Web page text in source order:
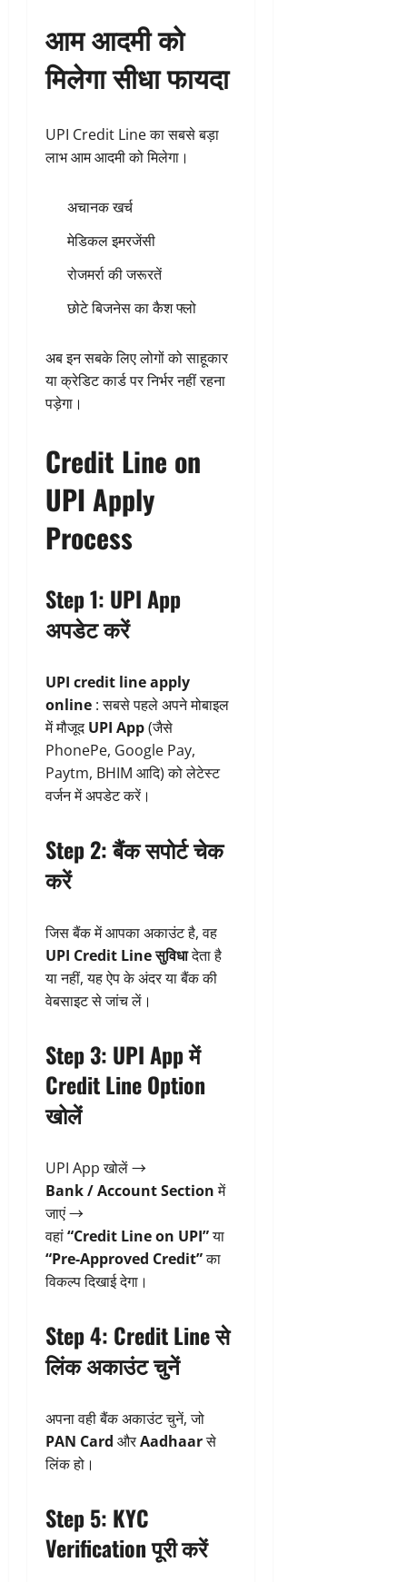
आम आदमी को
मिलेगा सीधा फायदा
UPI Credit Line का सबसे बड़ा
लाभ आम आदमी को मिलेगा।
अचानक खर्च
मेडिकल इमरजेंसी
रोजमर्रा की जरूरतें
छोटे बिजनेस का कैश फ्लो
अब इन सबके लिए लोगों को साहूकार
या क्रेडिट कार्ड पर निर्भर नहीं रहना
पड़ेगा।
Credit Line on
UPI Apply
Process
Step 1: UPI App
अपडेट करें
UPI credit line apply
online : सबसे पहले अपने मोबाइल
में मौजूदUPI App(जैसे
PhonePe, Google Pay,
Paytm, BHIM आदि) को लेटेस्ट
वर्जन में अपडेट करें।
Step 2: बैंक सपोर्ट चेक
करें
जिस बैंक में आपका अकाउंट है, वह
UPI Credit Line सुविधादेता है
या नहीं, यह ऐप के अंदर या बैंक की
वेबसाइट से जांच लें।
Step 3: UPI App में
Credit Line Option
खोलें
UPI App खोलें →
Bank / Account Sectionमें
जाएं →
वहां“Credit Line on UPI”या
“Pre-Approved Credit”का
विकल्प दिखाई देगा।
Step 4: Credit Line से
लिंक अकाउंट चुनें
अपना वही बैंक अकाउंट चुनें, जो
PAN Card औरAadhaarसे
लिंक हो।
Step 5: KYC
Verification पूरी करें